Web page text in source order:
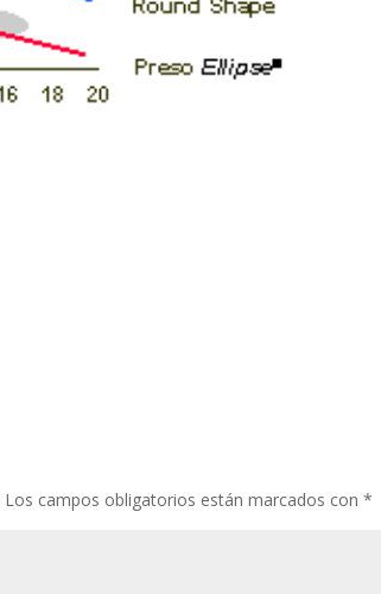
Los campos obligatorios están marcados con *